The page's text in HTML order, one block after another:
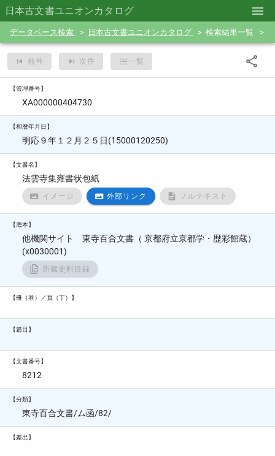
日本古文書ユニオンカタログ
データベース検索 日本古文書ユニオンカタログ 検索結果一覧
前件 次件 一覧
【管理番号】
XA000000404730
【和暦年月日】
明応９年１２月２５日(15000120250)
【文書名】
法雲寺集雍書状包紙
イメージ 外部リンク フルテキスト
【底本】
他機関サイト 東寺百合文書（ 京都府立京都学・歴彩館蔵）
(x0030001)
所蔵史料目録
【冊（巻）／頁（丁）】
【篇目】
【文書番号】
8212
【分類】
東寺百合文書/ム函/82/
【差出】